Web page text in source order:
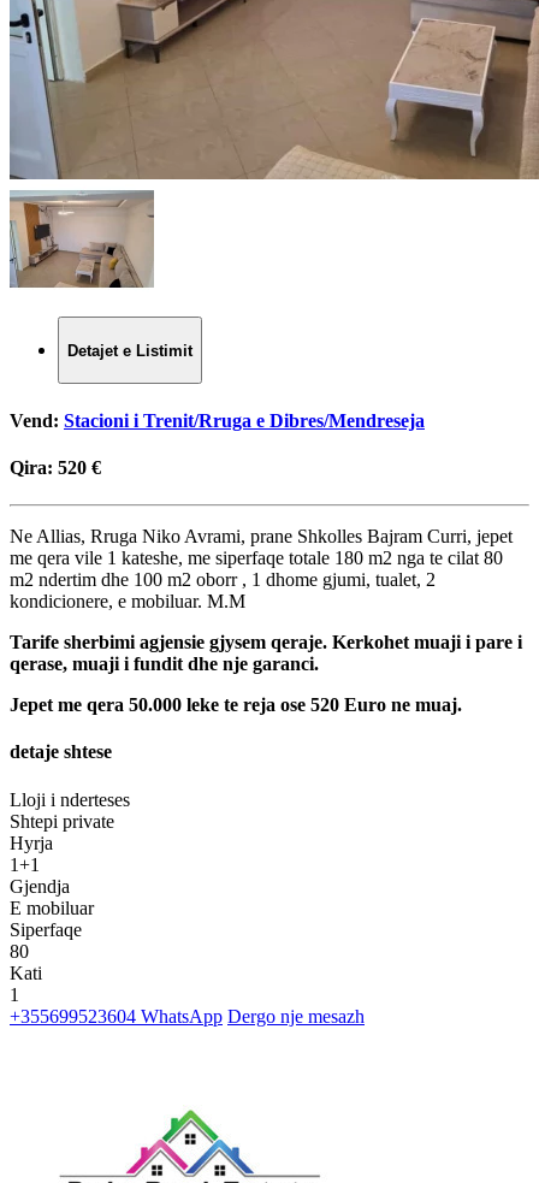
Detajet e Listimit
Vend: Stacioni i Trenit/Rruga e Dibres/Mendreseja
Qira: 520 €
Ne Allias, Rruga Niko Avrami, prane Shkolles Bajram Curri, jepet
me qera vile 1 kateshe, me siperfaqe totale 180 m2 nga te cilat 80
m2 ndertim dhe 100 m2 oborr , 1 dhome gjumi, tualet, 2
kondicionere, e mobiluar. M.M
Tarife sherbimi agjensie gjysem qeraje. Kerkohet muaji i pare i
qerase, muaji i fundit dhe nje garanci.
Jepet me qera 50.000 leke te reja ose 520 Euro ne muaj.
detaje shtese
Lloji i nderteses
Shtepi private
Hyrja
1+1
Gjendja
E mobiluar
Siperfaqe
80
Kati
1
+355699523604 WhatsApp Dergo nje mesazh